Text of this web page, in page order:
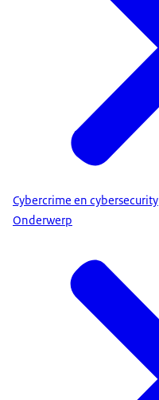
Cybercrime en cybersecurity
Onderwerp